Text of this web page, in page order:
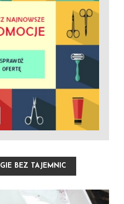
BEZ TAJEMNIC